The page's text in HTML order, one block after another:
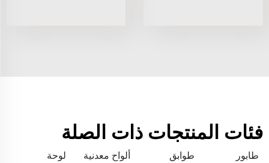
فئات المنتجات ذات الصلة
طابور
طوابق
ألواح معدنية
لوحة